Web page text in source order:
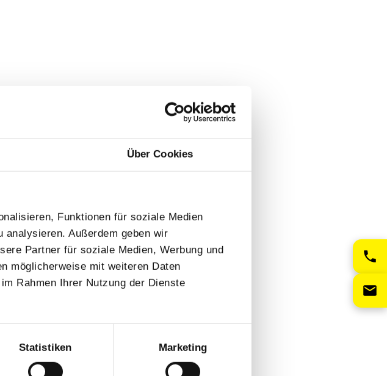
Über Cookies
Funktionen für soziale Medien
Außerdem geben wir
Partner für soziale Medien, Werbung und
möglicherweise mit weiteren Daten
Rahmen Ihrer Nutzung der Dienste
Statistiken Marketing